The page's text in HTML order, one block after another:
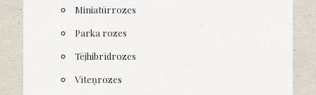
Miniatūrrozes
Parka rozes
Tējhibrīdrozes
Vīteņrozes